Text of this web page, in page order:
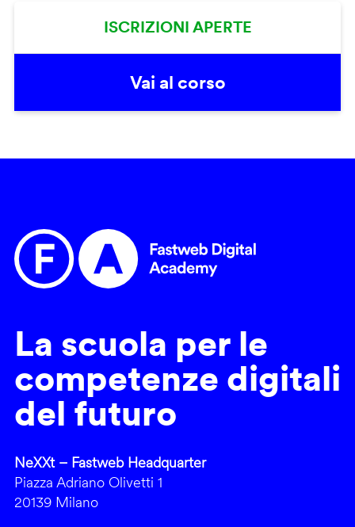
ISCRIZIONI APERTE
Vai al corso
La scuola per le
competenze digitali
del futuro
NeXXt – Fastweb Headquarter
Piazza Adriano Olivetti 1
20139 Milano